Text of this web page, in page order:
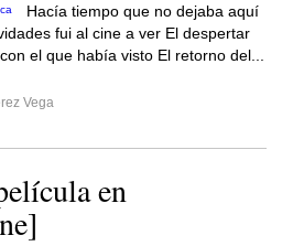
Hacía tiempo que no dejaba aquí
fui al cine a ver El despertar
el que había visto El retorno del...
Vega
en